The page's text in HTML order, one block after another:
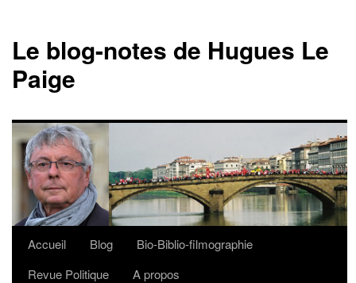
Le blog-notes de Hugues Le
Paige
Aller
Accueil Blog
Bio-Biblio-filmographie
Revue Politique
A propos